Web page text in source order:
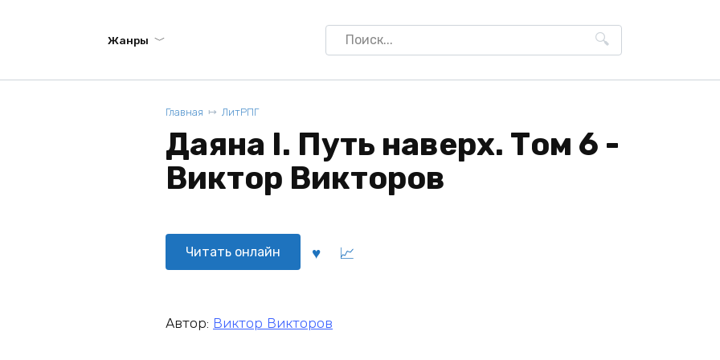
Жанры
Search
for:
Главная ЛитРПГ
Даяна I. Путь наверх. Том 6 -
Виктор Викторов
Читать онлайн
Автор: Виктор Викторов